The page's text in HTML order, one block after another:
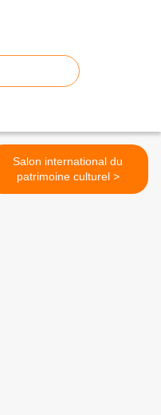
Salon international du
patrimoine culturel >